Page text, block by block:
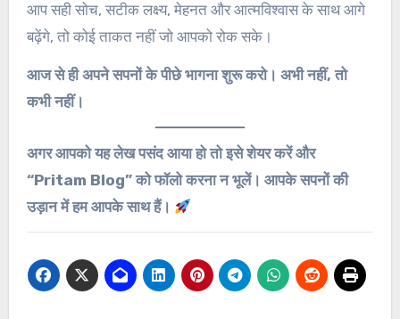
आप सही सोच, सटीक लक्ष्य, मेहनत और आत्मविश्वास के साथ आगे
बढ़ेंगे, तो कोई ताकत नहीं जो आपको रोक सके।
आज से ही अपने सपनों के पीछे भागना शुरू करो। अभी नहीं, तो
कभी नहीं।
अगर आपको यह लेख पसंद आया हो तो इसे शेयर करें और
“Pritam Blog” को फॉलो करना न भूलें। आपके सपनों की
उड़ान में हम आपके साथ हैं।